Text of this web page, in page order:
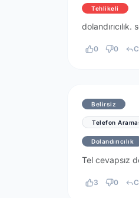
Tehlikeli
0 0
Belirsiz
Telefon
Dolandırıcılık
Tel cevapsız
3 0